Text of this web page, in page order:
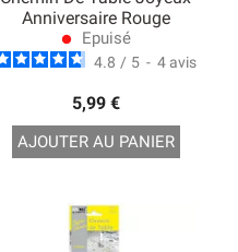
Anniversaire Rouge
lens Epuisé
4.8 / 5 - 4 avis
5,99 €
AJOUTER AU PANIER